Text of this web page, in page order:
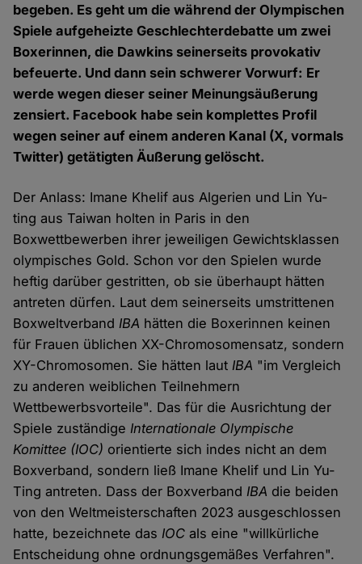
begeben. Es geht um die während der Olympischen
Spiele aufgeheizte Geschlechterdebatte um zwei
Boxerinnen, die Dawkins seinerseits provokativ
befeuerte. Und dann sein schwerer Vorwurf: Er
werde wegen dieser seiner Meinungsäußerung
zensiert. Facebook habe sein komplettes Profil
wegen seiner auf einem anderen Kanal (X, vormals
Twitter) getätigten Äußerung gelöscht.
Der Anlass: Imane Khelif aus Algerien und Lin Yu-
ting aus Taiwan holten in Paris in den
Boxwettbewerben ihrer jeweiligen Gewichtsklassen
olympisches Gold. Schon vor den Spielen wurde
heftig darüber gestritten, ob sie überhaupt hätten
antreten dürfen. Laut dem seinerseits umstrittenen
BoxweltverbandIBA hätten die Boxerinnen keinen
für Frauen üblichen XX-Chromosomensatz, sondern
XY-Chromosomen. Sie hätten lautIBA "im Vergleich
zu anderen weiblichen Teilnehmern
Wettbewerbsvorteile". Das für die Ausrichtung der
Spiele zuständigeInternationale Olympische
Komittee (IOC) orientierte sich indes nicht an dem
Boxverband, sondern ließ Imane Khelif und Lin Yu-
Ting antreten. Dass der BoxverbandIBA die beiden
von den Weltmeisterschaften 2023 ausgeschlossen
hatte, bezeichnete dasIOC als eine "willkürliche
Entscheidung ohne ordnungsgemäßes Verfahren".